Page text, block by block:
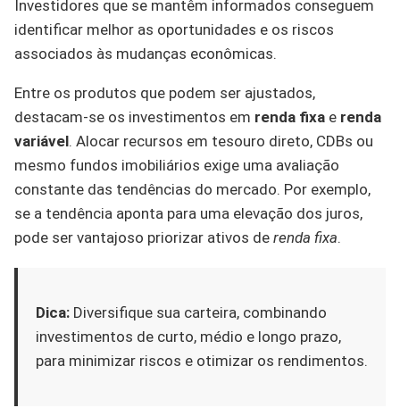
Investidores que se mantêm informados conseguem
identificar melhor as oportunidades e os riscos
associados às mudanças econômicas.
Entre os produtos que podem ser ajustados,
destacam-se os investimentos em renda fixa e renda
variável. Alocar recursos em tesouro direto, CDBs ou
mesmo fundos imobiliários exige uma avaliação
constante das tendências do mercado. Por exemplo,
se a tendência aponta para uma elevação dos juros,
pode ser vantajoso priorizar ativos de renda fixa.
Dica: Diversifique sua carteira, combinando
investimentos de curto, médio e longo prazo,
para minimizar riscos e otimizar os rendimentos.